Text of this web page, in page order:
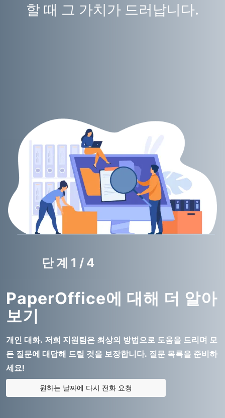
할 때 그 가치가 드러납니다.
단계1/4
PaperOffice에 대해 더 알아
보기
개인 대화. 저희 지원팀은 최상의 방법으로 도움을 드리며 모
든 질문에 대답해 드릴 것을 보장합니다. 질문 목록을 준비하
세요!
원하는 날짜에 다시 전화 요청